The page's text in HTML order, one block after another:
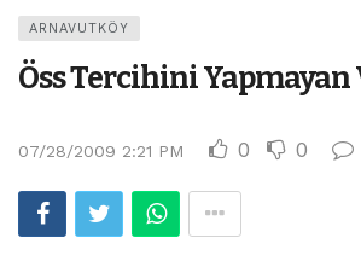
ARNAVUTKÖY
Öss Tercihini Yapmayan
07/28/2009 2:21 PM 0 0